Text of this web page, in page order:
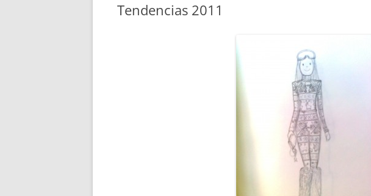
Tendencias 2011